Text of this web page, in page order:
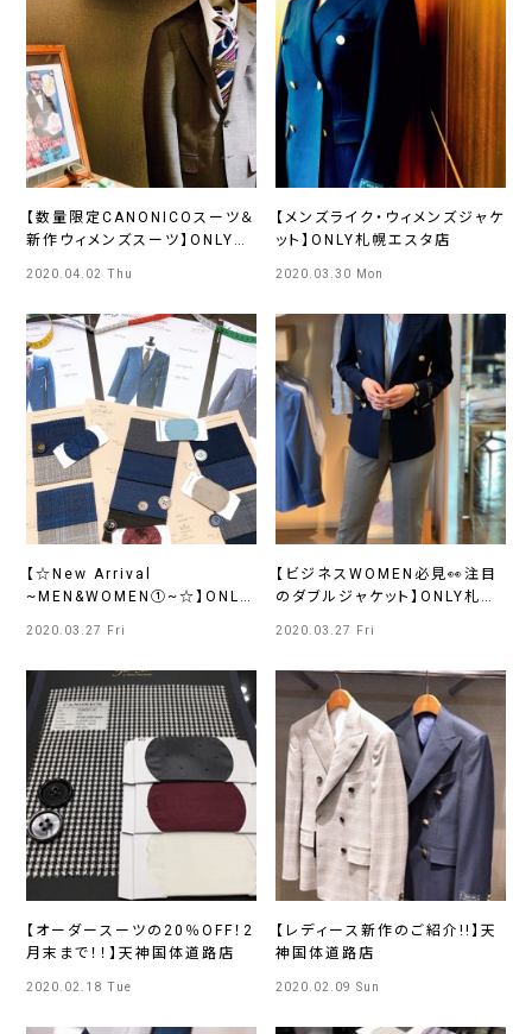
【数量限定CANONICOスーツ＆
新作ウィメンズスーツ】ONLY札
2020.04.02 Thu
【メンズライク・ウィメンズジャケ
ット】ONLY札幌エスタ店
2020.03.30 Mon
【☆New Arrival
~MEN&WOMEN①~☆】ONLY
2020.03.27 Fri
【ビジネスWOMEN必見👀注目
のダブルジャケット】ONLY札幌
2020.03.27 Fri
【オーダースーツの20％OFF！2
月末まで！！】天神国体道路店
2020.02.18 Tue
【レディース新作のご紹介!!】天
神国体道路店
2020.02.09 Sun